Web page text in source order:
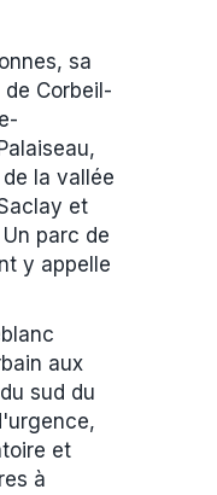
sa
Corbeil-
la vallée
et
parc de
y appelle
aux
sud du
et
à